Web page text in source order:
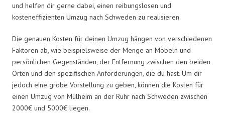
und helfen dir gerne dabei, einen reibungslosen und
kosteneffizienten Umzug nach Schweden zu realisieren.
Die genauen Kosten für deinen Umzug hängen von verschiedenen
Faktoren ab, wie beispielsweise der Menge an Möbeln und
persönlichen Gegenständen, der Entfernung zwischen den beiden
Orten und den spezifischen Anforderungen, die du hast. Um dir
jedoch eine grobe Vorstellung zu geben, können die Kosten für
einen Umzug von Mülheim an der Ruhr nach Schweden zwischen
2000€ und 5000€ liegen.